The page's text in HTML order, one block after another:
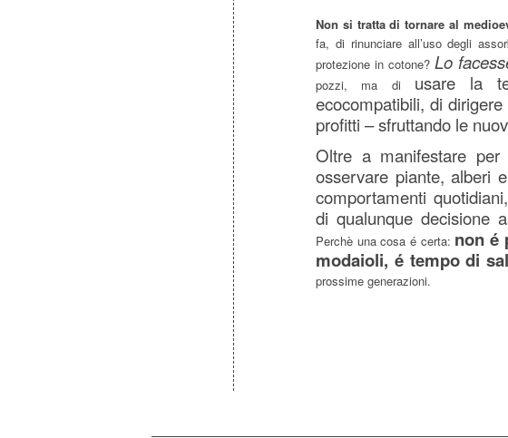
Non si tratta di tornare al
fa, di rinunciare all’uso degli
protezione in cotone?Lo
pozzi, ma di usare la
ecocompatibili, di
profitti – sfruttando le
Oltre a manifestare
osservare piante, alberi
comportamenti
di qualunque decisione
Perchè una cosa é certa: non é
modaioli, é tempo di
prossime generazioni.